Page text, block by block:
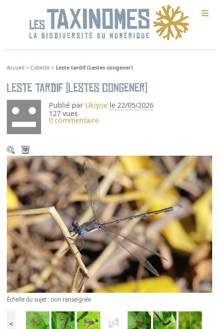
≡
Accueil >Collecte > Leste tardif (Lestes congener)
Leste tardif (Lestes congener)
Publié par Ukiyoe le 22/05/2026
127 vues
0 commentaire
Échelle du sujet : non renseignée
<